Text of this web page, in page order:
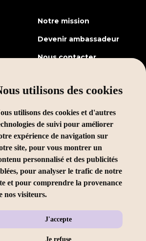
utilisons des cookies
utilisons des cookies et d'autres
de suivi pour améliorer
expérience de navigation sur
site, pour vous montrer un
personnalisé et des publicités
pour analyser le trafic de notre
et pour comprendre la provenance
nos visiteurs.
J'accepte
Je refuse
Notre mission
Devenir ambassadeur
Nous contacter
Mentions légales
LEOLEO